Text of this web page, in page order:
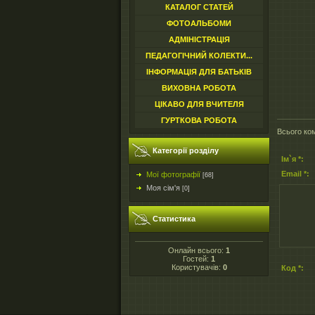
КАТАЛОГ СТАТЕЙ
ФОТОАЛЬБОМИ
АДМІНІСТРАЦІЯ
ПЕДАГОГІЧНИЙ КОЛЕКТИ...
ІНФОРМАЦІЯ ДЛЯ БАТЬКІВ
ВИХОВНА РОБОТА
ЦІКАВО ДЛЯ ВЧИТЕЛЯ
ГУРТКОВА РОБОТА
Категорії розділу
Мої фотографії [68]
Моя сім'я [0]
Статистика
Онлайн всього: 1
Гостей: 1
Користувачів: 0
Всього
Ім`я *:
Email *:
Код *: